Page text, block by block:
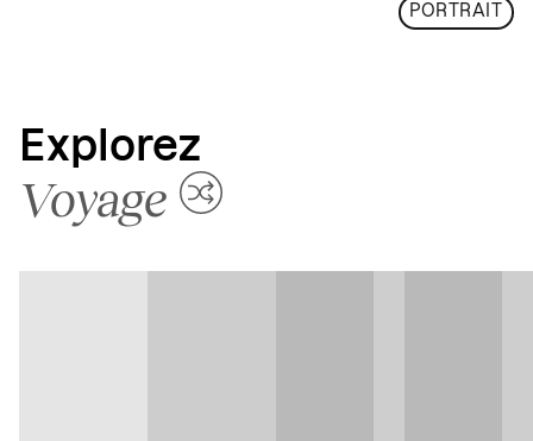
PORTRAIT
Explorez
Voyage